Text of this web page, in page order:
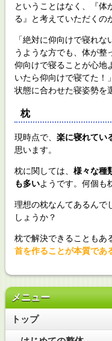
ということはなく、『体
る』と考えていただくの
「絶対に仰向けで寝れ
うような方でも、体が整
仰向けで寝ることが心地
いたら仰向けで寝てた！
状態に合わせた寝姿勢を
枕
現時点で、 楽に寝れてい
思います。
枕に関しては、 様々な種
も多いようです。何個も
理想の枕なんてあるんで
しょうか？
枕で解決できることもあ
首を作ることが本質であ
メニュー
トップ